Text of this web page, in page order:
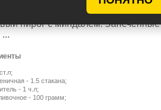
и конечно же пирогов. Сегодня я
Вам приготовить
пирог с миндалем. Запечённые
- 1.5 стакана;
- 1 ч.л;
- 100 грамм;